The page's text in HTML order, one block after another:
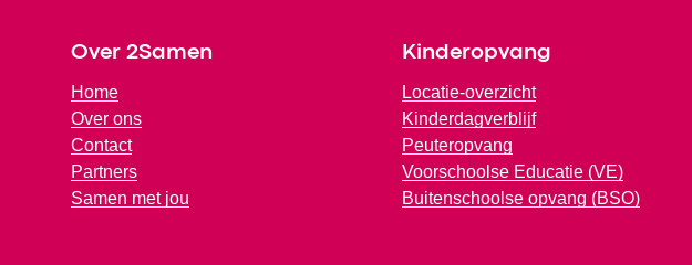
Over 2Samen
Home
Over ons
Contact
Partners
Samen met jou
Kinderopvang
Locatie-overzicht
Kinderdagverblijf
Peuteropvang
Voorschoolse Educatie (VE)
Buitenschoolse opvang (BSO)